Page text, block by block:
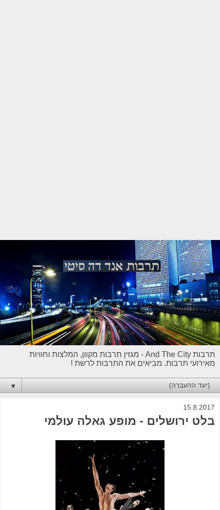
תרבות And The City - מגזין תרבות מקוון, המלצות וחוויות
מאירועי תרבות. מביאים את התרבות לרשת !
▼
15.8.2017
בלט ירושלים - מופע גאלה עולמי